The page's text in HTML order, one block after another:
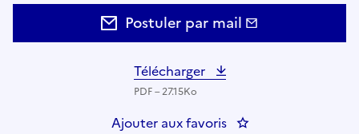
Postuler par mail
Télécharger
PDF – 27.15Ko
Ajouter aux favoris : Chef(fe) d'antenne